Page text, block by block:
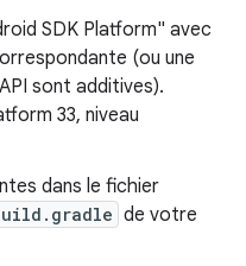
SDK Platform" avec
(ou une
sont additives).
33, niveau
dans le fichier
de votre